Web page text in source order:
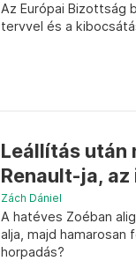
Az Európai Bizottság
tervvel és a
Leállítás után
Renault-ja,
Zách Dániel
A hatéves Zoéban
alja, majd hamarosan
horpadás?